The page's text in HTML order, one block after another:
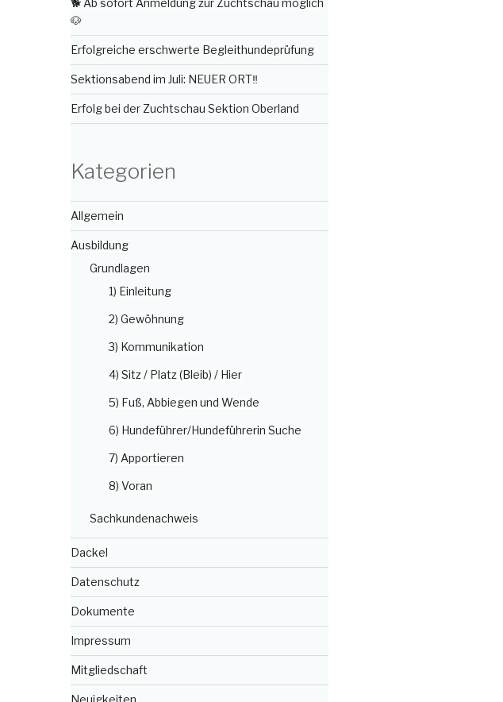
🐶
Erfolgreiche erschwerte Begleithundeprüfung
Sektionsabend im Juli: NEUER ORT‼️
Erfolg bei der Zuchtschau Sektion Oberland
Kategorien
Allgemein
Ausbildung
Grundlagen
1) Einleitung
2) Gewöhnung
3) Kommunikation
4) Sitz / Platz (Bleib) / Hier
5) Fuß, Abbiegen und Wende
6) Hundeführer/Hundeführerin Suche
7) Apportieren
8) Voran
Sachkundenachweis
Dackel
Datenschutz
Dokumente
Impressum
Mitgliedschaft